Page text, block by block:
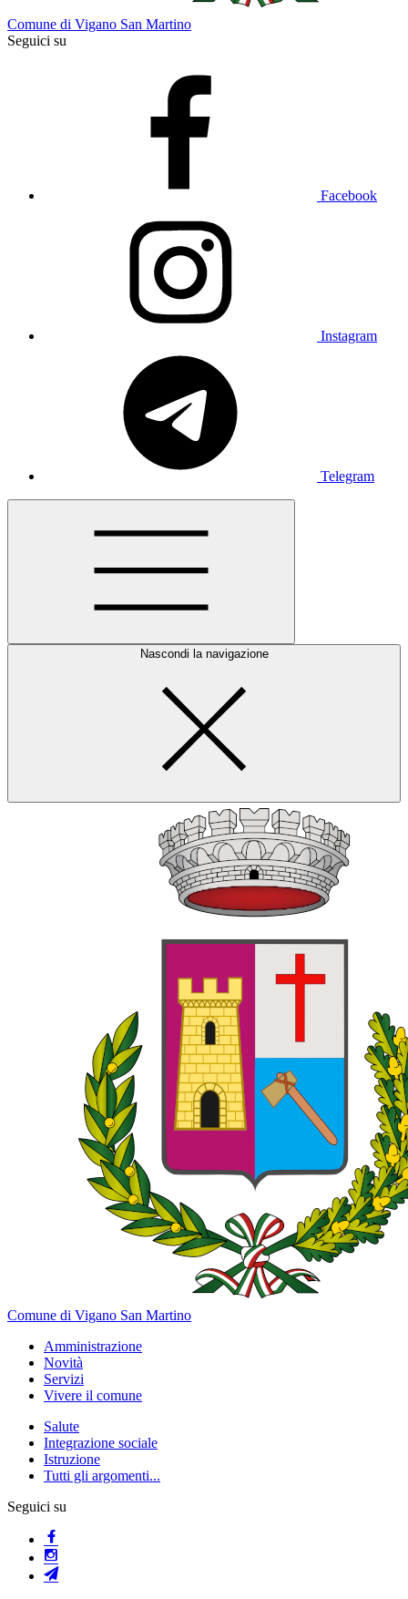
Comune di Vigano San Martino
Seguici su
Facebook
Instagram
Telegram
Nascondi la navigazione
Comune di Vigano San Martino
Amministrazione
Novità
Servizi
Vivere il comune
Salute
Integrazione sociale
Istruzione
Tutti gli argomenti...
Seguici su